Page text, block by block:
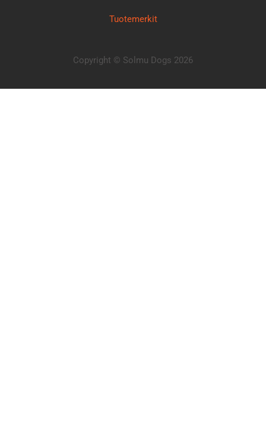
Tuotemerkit
Copyright © Solmu Dogs 2026